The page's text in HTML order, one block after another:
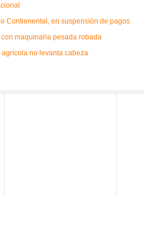
Contienental, en suspensión de pagos
maquinaria pesada robada
no levanta cabeza